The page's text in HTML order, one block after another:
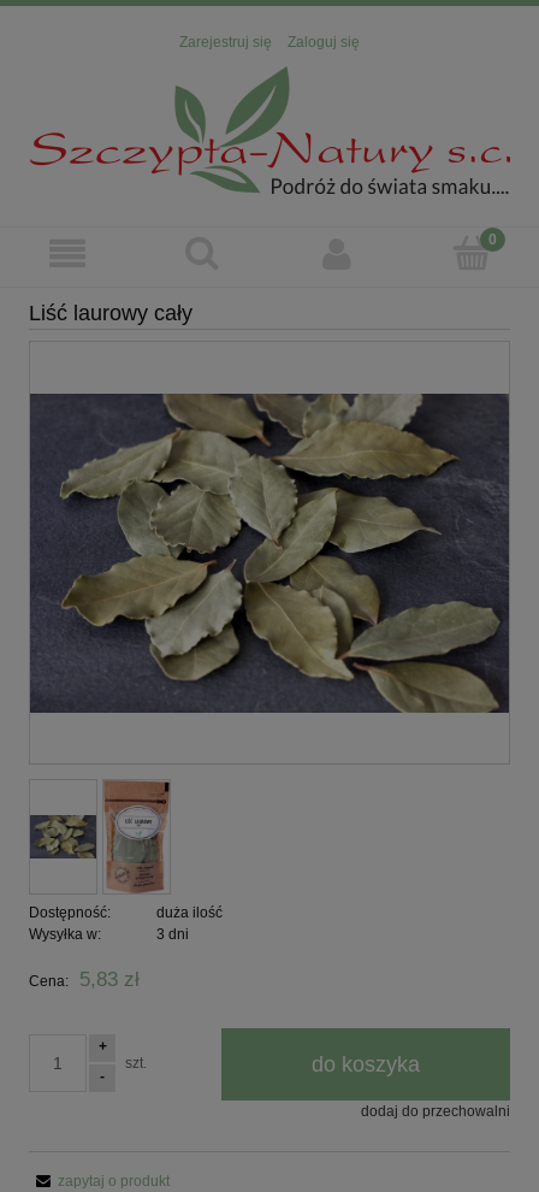
Zarejestruj się Zaloguj się
Liść laurowy cały
Dostępność:
duża ilość
Wysyłka w:
3 dni
Cena: 5,83 zł
+
-
szt. do koszyka
dodaj do przechowalni
zapytaj o produkt